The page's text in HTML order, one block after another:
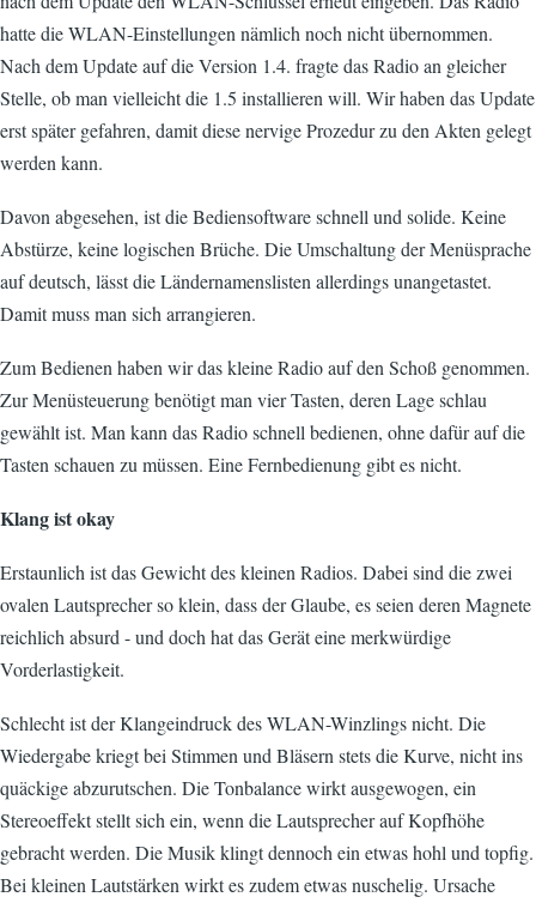
hatte die WLAN-Einstellungen nämlich noch nicht übernommen.
Nach dem Update auf die Version 1.4. fragte das Radio an gleicher
Stelle, ob man vielleicht die 1.5 installieren will. Wir haben das Update
erst später gefahren, damit diese nervige Prozedur zu den Akten gelegt
werden kann.
Davon abgesehen, ist die Bediensoftware schnell und solide. Keine
Abstürze, keine logischen Brüche. Die Umschaltung der Menüsprache
auf deutsch, lässt die Ländernamenslisten allerdings unangetastet.
Damit muss man sich arrangieren.
Zum Bedienen haben wir das kleine Radio auf den Schoß genommen.
Zur Menüsteuerung benötigt man vier Tasten, deren Lage schlau
gewählt ist. Man kann das Radio schnell bedienen, ohne dafür auf die
Tasten schauen zu müssen. Eine Fernbedienung gibt es nicht.
Klang ist okay
Erstaunlich ist das Gewicht des kleinen Radios. Dabei sind die zwei
ovalen Lautsprecher so klein, dass der Glaube, es seien deren Magnete
reichlich absurd - und doch hat das Gerät eine merkwürdige
Vorderlastigkeit.
Schlecht ist der Klangeindruck des WLAN-Winzlings nicht. Die
Wiedergabe kriegt bei Stimmen und Bläsern stets die Kurve, nicht ins
quäckige abzurutschen. Die Tonbalance wirkt ausgewogen, ein
Stereoeffekt stellt sich ein, wenn die Lautsprecher auf Kopfhöhe
gebracht werden. Die Musik klingt dennoch ein etwas hohl und topfig.
Bei kleinen Lautstärken wirkt es zudem etwas nuschelig. Ursache